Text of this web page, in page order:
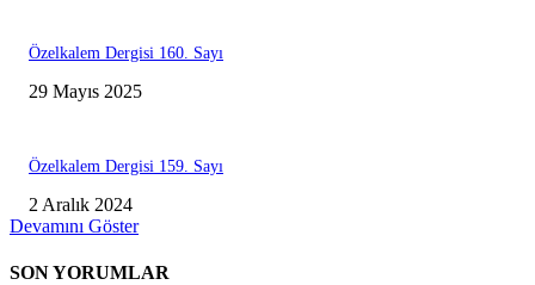
Özelkalem Dergisi 160. Sayı
29 Mayıs 2025
Özelkalem Dergisi 159. Sayı
2 Aralık 2024
Devamını Göster
SON YORUMLAR